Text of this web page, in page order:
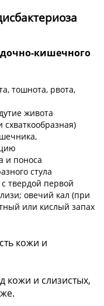
кишечного
тошнота, рвота,
живота
и поноса
стула
твердой первой
овечий кал (при
или кислый запах
кожи и
кожи и слизистых,